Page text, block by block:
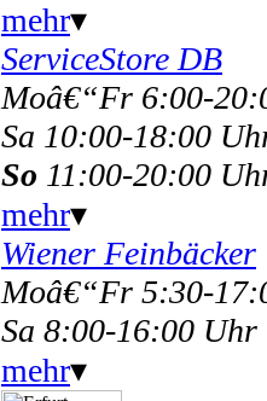
mehr▾
ServiceStore DB
Moâ€“Fr 6:00-
Sa 10:00-18:00
So 11:00-20:00
mehr▾
Wiener Feinbäcker
Moâ€“Fr 5:30-
Sa 8:00-16:00 Uhr
mehr▾